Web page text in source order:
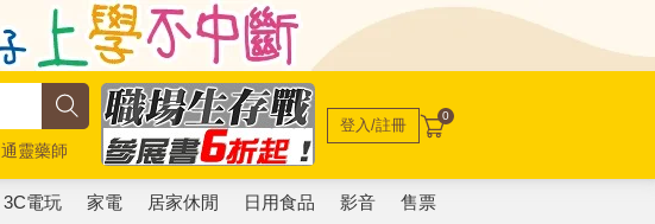
通靈藥師
登入/註冊 0
3C電玩 家電 居家休閒 日用食品 影音 售票